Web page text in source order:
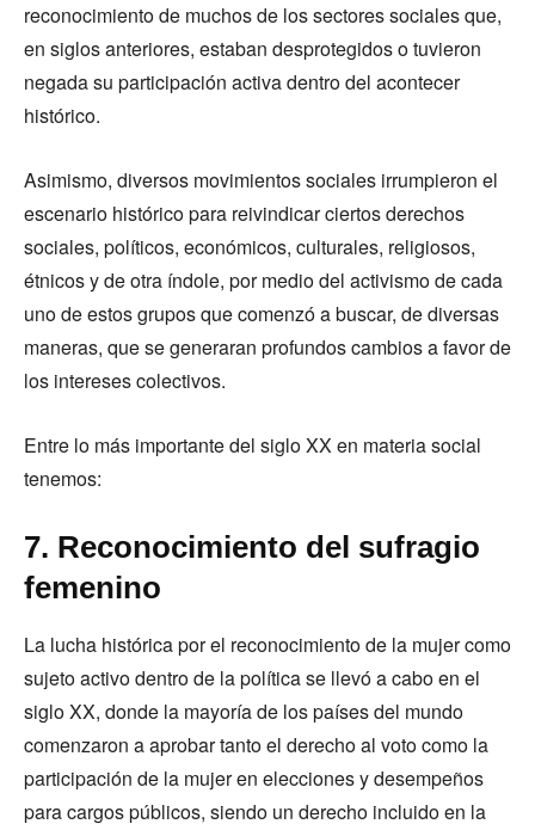
reconocimiento de muchos de los sectores sociales que,
en siglos anteriores, estaban desprotegidos o tuvieron
negada su participación activa dentro del acontecer
histórico.
Asimismo, diversos movimientos sociales irrumpieron el
escenario histórico para reivindicar ciertos derechos
sociales, políticos, económicos, culturales, religiosos,
étnicos y de otra índole, por medio del activismo de cada
uno de estos grupos que comenzó a buscar, de diversas
maneras, que se generaran profundos cambios a favor de
los intereses colectivos.
Entre lo más importante del siglo XX en materia social
tenemos:
7. Reconocimiento del sufragio
femenino
La lucha histórica por el reconocimiento de la mujer como
sujeto activo dentro de la política se llevó a cabo en el
siglo XX, donde la mayoría de los países del mundo
comenzaron a aprobar tanto el derecho al voto como la
participación de la mujer en elecciones y desempeños
para cargos públicos, siendo un derecho incluido en la